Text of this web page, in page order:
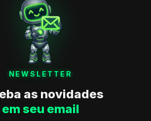
NEWSLETTER
as novidades
em seu email